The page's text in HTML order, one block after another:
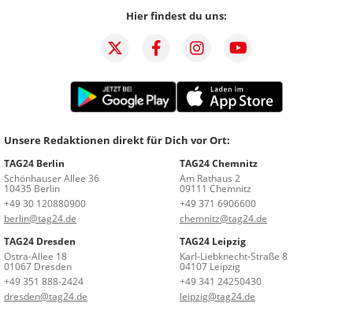
Hier findest du uns:
Unsere Redaktionen direkt für Dich vor Ort:
TAG24 Berlin
Schönhauser Allee 36
10435 Berlin
+49 30 120880900
berlin@tag24.de
TAG24 Chemnitz
Am Rathaus 2
09111 Chemnitz
+49 371 6906600
chemnitz@tag24.de
TAG24 Dresden
Ostra-Allee 18
01067 Dresden
+49 351 888-2424
dresden@tag24.de
TAG24 Leipzig
Karl-Liebknecht-Straße 8
04107 Leipzig
+49 341 24250430
leipzig@tag24.de